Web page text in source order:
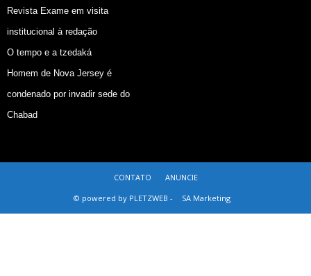
Revista Exame em visita
institucional à redação
O tempo e a tzedaká
Homem de Nova Jersey é
condenado por invadir sede do
Chabad
CONTATO
ANUNCIE
© powered by PLETZWEB -
SA Marketing